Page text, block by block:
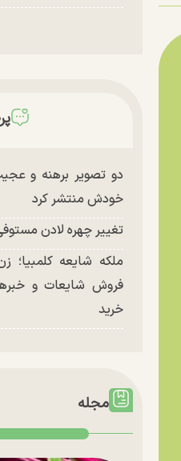
دو تصویر برهنه و
خودش منتشر کرد
تغییر چهره لادن
فروش شایعات و
خرید
مجله